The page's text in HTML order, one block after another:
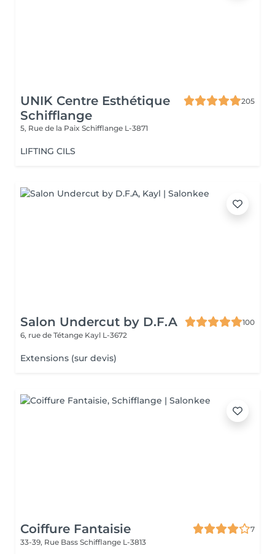
UNIK Centre Esthétique
Schifflange
205
5, Rue de la Paix Schifflange L-3871
LIFTING CILS
Salon Undercut by D.F.A
100
6, rue de Tétange Kayl L-3672
Extensions (sur devis)
Coiffure Fantaisie
7
33-39, Rue Bass Schifflange L-3813